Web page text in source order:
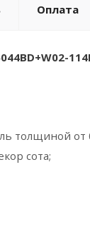
Оплата
толщиной от
сота;